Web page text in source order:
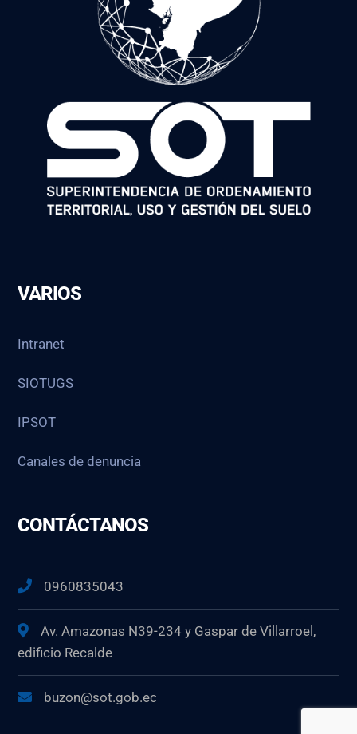
VARIOS
Intranet
SIOTUGS
IPSOT
Canales de denuncia
CONTÁCTANOS
0960835043
Av. Amazonas N39-234 y Gaspar de Villarroel,
edificio Recalde
buzon@sot.gob.ec